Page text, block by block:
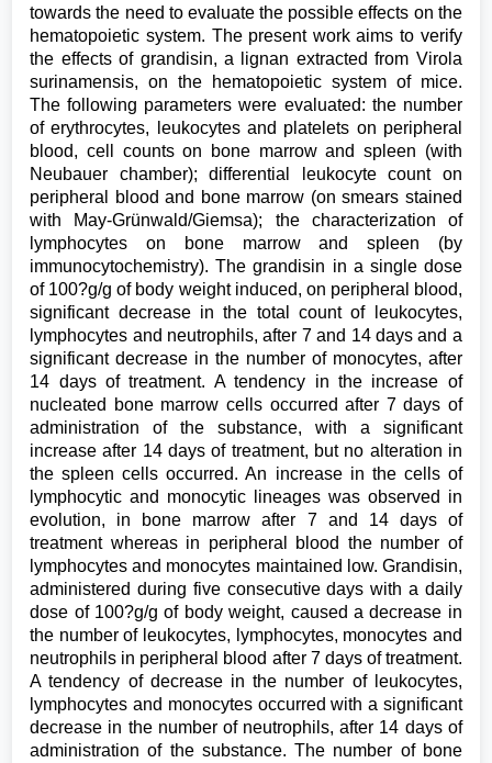
towards the need to evaluate the possible effects on the
hematopoietic system. The present work aims to verify
the effects of grandisin, a lignan extracted from Virola
surinamensis, on the hematopoietic system of mice.
The following parameters were evaluated: the number
of erythrocytes, leukocytes and platelets on peripheral
blood, cell counts on bone marrow and spleen (with
Neubauer chamber); differential leukocyte count on
peripheral blood and bone marrow (on smears stained
with May-Grünwald/Giemsa); the characterization of
lymphocytes on bone marrow and spleen (by
immunocytochemistry). The grandisin in a single dose
of 100?g/g of body weight induced, on peripheral blood,
significant decrease in the total count of leukocytes,
lymphocytes and neutrophils, after 7 and 14 days and a
significant decrease in the number of monocytes, after
14 days of treatment. A tendency in the increase of
nucleated bone marrow cells occurred after 7 days of
administration of the substance, with a significant
increase after 14 days of treatment, but no alteration in
the spleen cells occurred. An increase in the cells of
lymphocytic and monocytic lineages was observed in
evolution, in bone marrow after 7 and 14 days of
treatment whereas in peripheral blood the number of
lymphocytes and monocytes maintained low. Grandisin,
administered during five consecutive days with a daily
dose of 100?g/g of body weight, caused a decrease in
the number of leukocytes, lymphocytes, monocytes and
neutrophils in peripheral blood after 7 days of treatment.
A tendency of decrease in the number of leukocytes,
lymphocytes and monocytes occurred with a significant
decrease in the number of neutrophils, after 14 days of
administration of the substance. The number of bone